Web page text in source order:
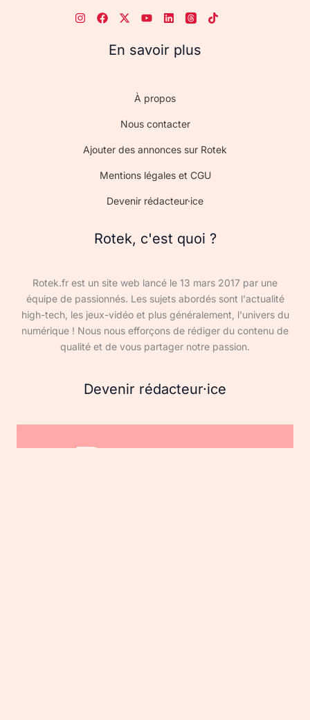
En savoir plus
À propos
Nous contacter
Ajouter des annonces sur Rotek
Mentions légales et CGU
Devenir rédacteur·ice
Rotek, c'est quoi ?
Rotek.fr est un site web lancé le 13 mars 2017 par une
équipe de passionnés. Les sujets abordés sont l'actualité
high-tech, les jeux-vidéo et plus généralement, l'univers du
numérique ! Nous nous efforçons de rédiger du contenu de
qualité et de vous partager notre passion.
Devenir rédacteur·ice